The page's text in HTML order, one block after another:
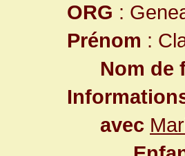
ORG :
Prénom :
Nom de
avec